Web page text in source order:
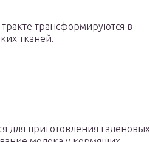
трансформируются в
тканей.
для приготовления галеновых